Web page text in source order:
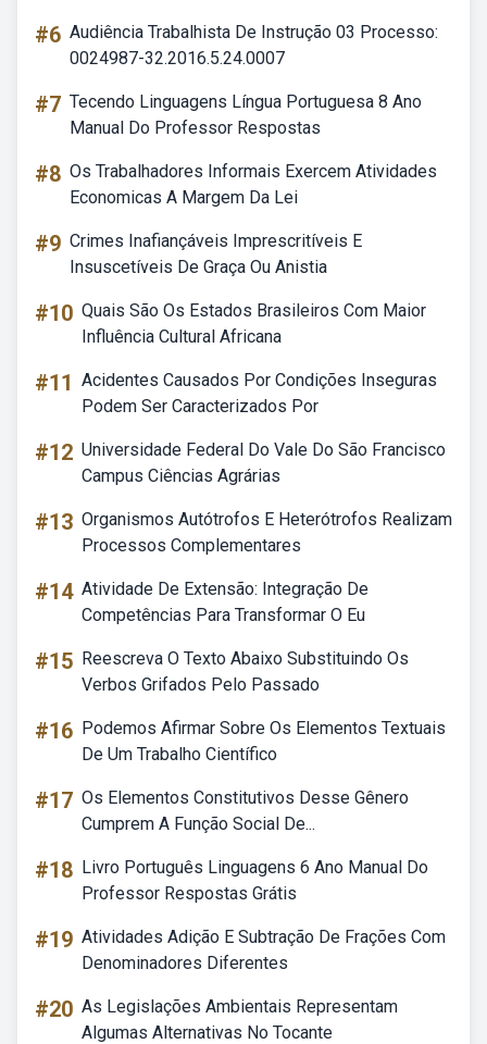
#6 Audiência Trabalhista De Instrução 03 Processo:
0024987-32.2016.5.24.0007
#7 Tecendo Linguagens Língua Portuguesa 8 Ano
Manual Do Professor Respostas
#8 Os Trabalhadores Informais Exercem Atividades
Economicas A Margem Da Lei
#9 Crimes Inafiançáveis Imprescritíveis E
Insuscetíveis De Graça Ou Anistia
#10 Quais São Os Estados Brasileiros Com Maior
Influência Cultural Africana
#11 Acidentes Causados Por Condições Inseguras
Podem Ser Caracterizados Por
#12 Universidade Federal Do Vale Do São Francisco
Campus Ciências Agrárias
#13 Organismos Autótrofos E Heterótrofos Realizam
Processos Complementares
#14 Atividade De Extensão: Integração De
Competências Para Transformar O Eu
#15 Reescreva O Texto Abaixo Substituindo Os
Verbos Grifados Pelo Passado
#16 Podemos Afirmar Sobre Os Elementos Textuais
De Um Trabalho Científico
#17 Os Elementos Constitutivos Desse Gênero
Cumprem A Função Social De...
#18 Livro Português Linguagens 6 Ano Manual Do
Professor Respostas Grátis
#19 Atividades Adição E Subtração De Frações Com
Denominadores Diferentes
#20 As Legislações Ambientais Representam
Algumas Alternativas No Tocante